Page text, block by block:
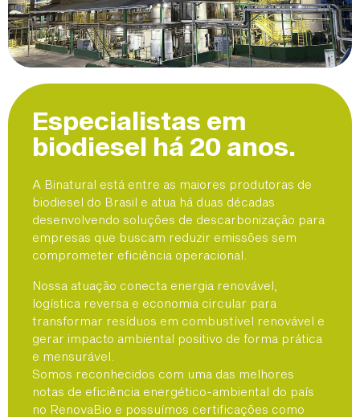
Especialistas em
biodiesel há 20 anos.
A Binatural está entre as maiores produtoras de
biodiesel do Brasil e atua há duas décadas
desenvolvendo soluções de descarbonização para
empresas que buscam reduzir emissões sem
comprometer eficiência operacional.
Nossa atuação conecta energia renovável,
logística reversa e economia circular para
transformar resíduos em combustível renovável e
gerar impacto ambiental positivo de forma prática
e mensurável.
Somos reconhecidos com uma das melhores
notas de eficiência energético-ambiental do país
no RenovaBio e possuímos certificações como